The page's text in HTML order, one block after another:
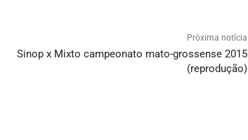
Próxima notícia
Sinop x Mixto campeonato mato-grossense 2015
(reprodução)